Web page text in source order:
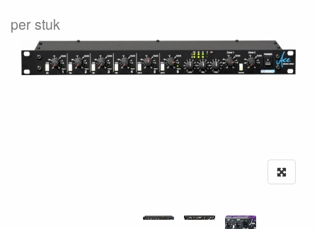
per stuk